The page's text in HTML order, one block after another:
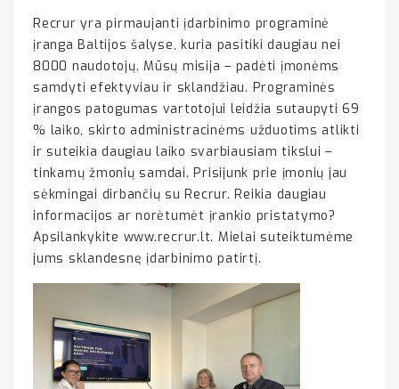
Recrur yra pirmaujanti įdarbinimo programinė
įranga Baltijos šalyse, kuria pasitiki daugiau nei
8000 naudotojų. Mūsų misija – padėti įmonėms
samdyti efektyviau ir sklandžiau. Programinės
įrangos patogumas vartotojui leidžia sutaupyti 69
% laiko, skirto administracinėms užduotims atlikti
ir suteikia daugiau laiko svarbiausiam tikslui –
tinkamų žmonių samdai. Prisijunk prie įmonių jau
sėkmingai dirbančių su Recrur. Reikia daugiau
informacijos ar norėtumėt įrankio pristatymo?
Apsilankykite www.recrur.lt. Mielai suteiktumėme
jums sklandesnę įdarbinimo patirtį.